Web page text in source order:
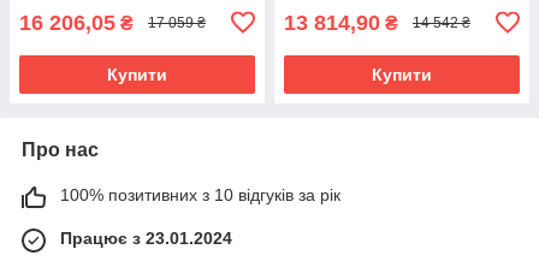
16 206,05 ₴ 17 059 ₴
Купити
13 814,90 ₴ 14 542 ₴
Купити
Про нас
100% позитивних з 10 відгуків за рік
Працює з 23.01.2024